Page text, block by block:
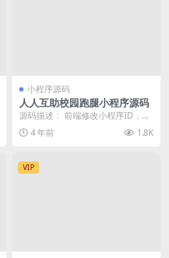
小程序源码
人人互助校园跑腿小程序源码
源码描述： 前端修改小程序ID，基
本上就和别的跑腿差不多。 演示截
图：4 年前 1.8K
VIP